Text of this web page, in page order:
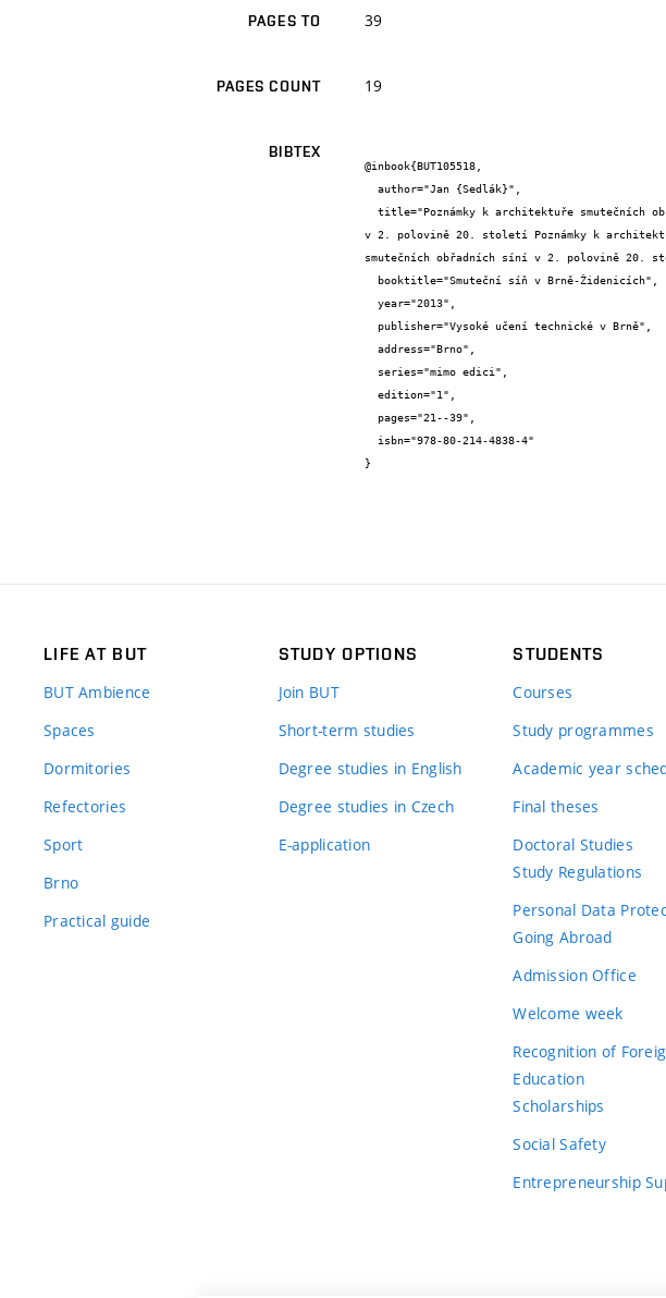
PAGES TO 39
PAGES COUNT 19
BIBTEX
@inbook{BUT105518,
v 2. polovině 20. století Poznámky k
smutečních obřadních síní v 2. polovině 20.
}
LIFE AT BUT
BUT Ambience
Spaces
Dormitories
Refectories
Sport
Brno
Practical guide
STUDY OPTIONS
Join BUT
Short-term studies
Degree studies in English
Degree studies in Czech
E-application
STUDENTS
Courses
Study programmes
Academic year
Final theses
Doctoral Studies
Study Regulations
Personal Data
Going Abroad
Admission Office
Welcome week
Recognition of
Education
Scholarships
Social Safety
Entrepreneurship